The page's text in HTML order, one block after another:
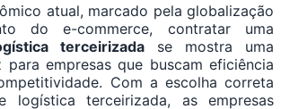
atual, marcado pela globalização
do e-commerce, contratar uma
terceirizada se mostra uma
para empresas que buscam eficiência
Com a escolha correta
logística terceirizada, as empresas